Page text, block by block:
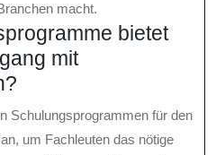
macht.
bietet
mit
Schulungsprogrammen für den
um Fachleuten das nötige